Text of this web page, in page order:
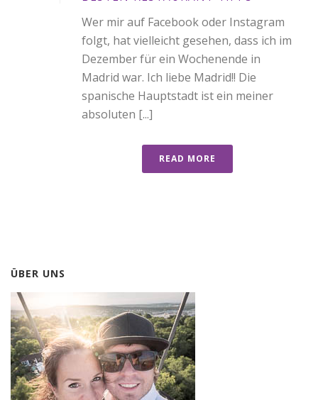
Wer mir auf Facebook oder Instagram
folgt, hat vielleicht gesehen, dass ich im
Dezember für ein Wochenende in
Madrid war. Ich liebe Madrid!! Die
spanische Hauptstadt ist ein meiner
absoluten [...]
READ MORE
ÜBER UNS